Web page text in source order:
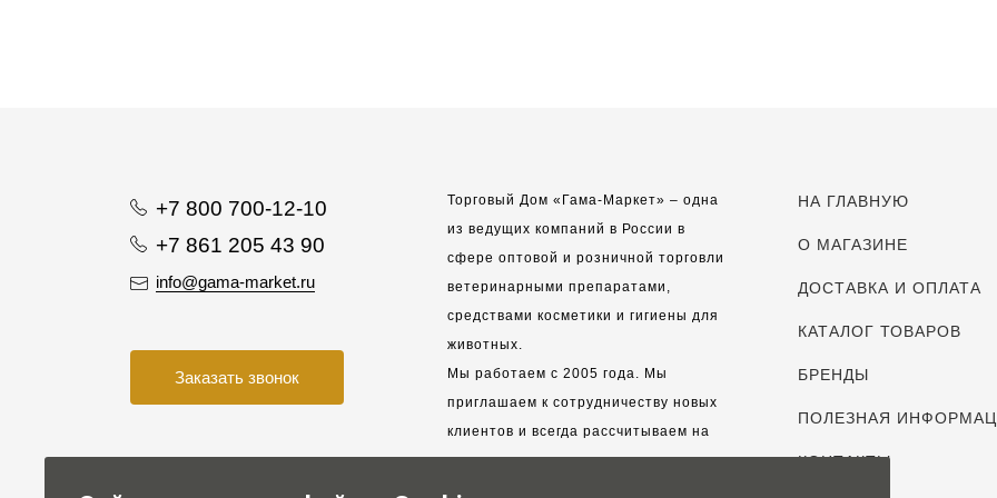
+7 800 700-12-10
+7 861 205 43 90
info@gama-market.ru
Заказать звонок
Торговый Дом «Гама-Маркет» – одна
из ведущих компаний в России в
сфере оптовой и розничной торговли
ветеринарными препаратами,
средствами косметики и гигиены для
животных.
Мы работаем с 2005 года. Мы
приглашаем к сотрудничеству новых
клиентов и всегда рассчитываем на
взаимовыгодные, долгосрочные
НА ГЛАВНУЮ
О МАГАЗИНЕ
ДОСТАВКА И ОПЛАТА
КАТАЛОГ ТОВАРОВ
БРЕНДЫ
ПОЛЕЗНАЯ
КОНТАКТЫ